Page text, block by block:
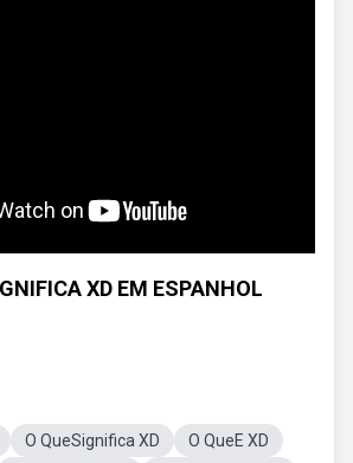
XD EM ESPANHOL
O QueSignifica XD
O QueE XD